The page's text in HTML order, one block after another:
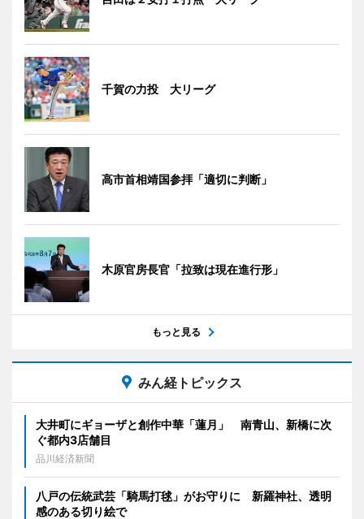
千賀の力投 大リーグ
高市首相靖国参拝「適切に判断」
木原官房長官「拉致は現在進行形」
もっと見る
みん経トピックス
大井町にギョーザと創作中華「蓮月」 南青山、新橋に次
ぐ都内3店舗目
品川経済新聞
八戸の伝統武芸「騎馬打毬」がお守りに 新羅神社、透明
感のある切り絵で